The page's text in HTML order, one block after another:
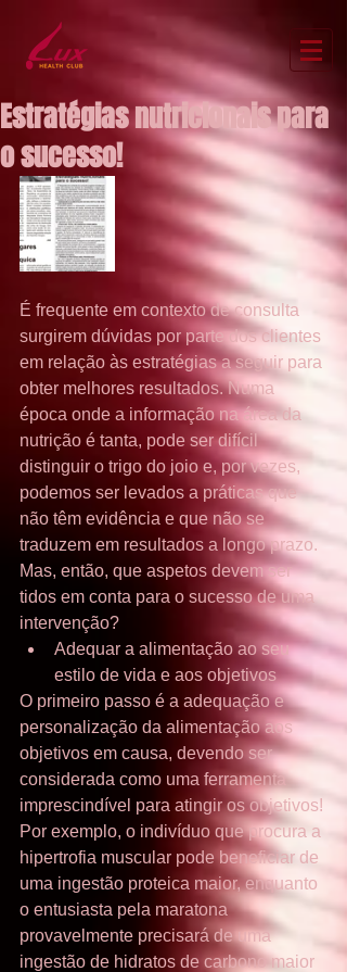
Estratégias nutricionais para
o sucesso!
É frequente em contexto de consulta
surgirem dúvidas por parte dos clientes
em relação às estratégias a seguir para
obter melhores resultados. Numa
época onde a informação na área da
nutrição é tanta, pode ser difícil
distinguir o trigo do joio e, por vezes,
podemos ser levados a práticas que
não têm evidência e que não se
traduzem em resultados a longo prazo.
Mas, então, que aspetos devem ser
tidos em conta para o sucesso de uma
intervenção?
Adequar a alimentação ao seu
estilo de vida e aos objetivos
O primeiro passo é a adequação e
personalização da alimentação aos
objetivos em causa, devendo ser
considerada como uma ferramenta
imprescindível para atingir os objetivos!
Por exemplo, o indivíduo que procura a
hipertrofia muscular pode beneficiar de
uma ingestão proteica maior, enquanto
o entusiasta pela maratona
provavelmente precisará de uma
ingestão de hidratos de carbono maior